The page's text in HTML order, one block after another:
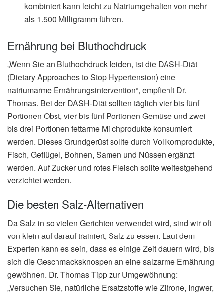
kombiniert kann leicht zu Natriumgehalten von mehr
als 1.500 Milligramm führen.
Ernährung bei Bluthochdruck
„Wenn Sie an Bluthochdruck leiden, ist die DASH-Diät
(Dietary Approaches to Stop Hypertension) eine
natriumarme Ernährungsintervention“, empfiehlt Dr.
Thomas. Bei der DASH-Diät sollten täglich vier bis fünf
Portionen Obst, vier bis fünf Portionen Gemüse und zwei
bis drei Portionen fettarme Milchprodukte konsumiert
werden. Dieses Grundgerüst sollte durch Vollkornprodukte,
Fisch, Geflügel, Bohnen, Samen und Nüssen ergänzt
werden. Auf Zucker und rotes Fleisch sollte weitestgehend
verzichtet werden.
Die besten Salz-Alternativen
Da Salz in so vielen Gerichten verwendet wird, sind wir oft
von klein auf darauf trainiert, Salz zu essen. Laut dem
Experten kann es sein, dass es einige Zeit dauern wird, bis
sich die Geschmacksknospen an eine salzarme Ernährung
gewöhnen. Dr. Thomas Tipp zur Umgewöhnung:
„Versuchen Sie, natürliche Ersatzstoffe wie Zitrone, Ingwer,